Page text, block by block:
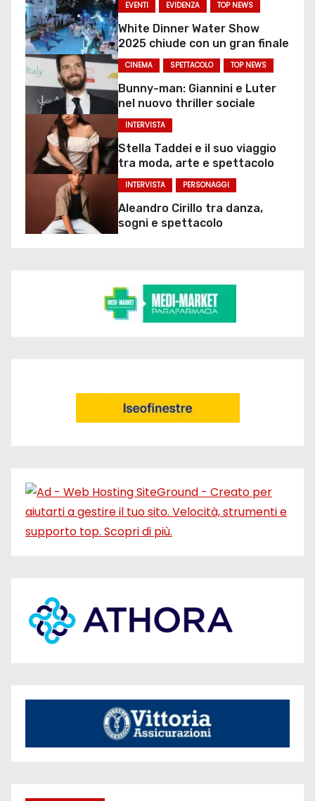
EVENTI EVIDENZA TOP NEWS
White Dinner Water Show
2025 chiude con un gran finale
CINEMA SPETTACOLO TOP NEWS
Bunny-man: Giannini e Luter
nel nuovo thriller sociale
INTERVISTA
Stella Taddei e il suo viaggio
tra moda, arte e spettacolo
INTERVISTA PERSONAGGI
Aleandro Cirillo tra danza,
sogni e spettacolo